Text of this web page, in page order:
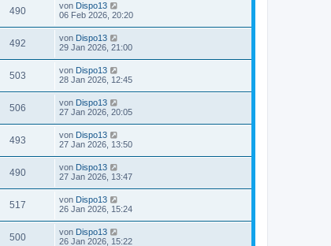
490 von Dispo13
06 Feb 2026, 20:20
492 von Dispo13
29 Jan 2026, 21:00
503 von Dispo13
28 Jan 2026, 12:45
506 von Dispo13
27 Jan 2026, 20:05
493 von Dispo13
27 Jan 2026, 13:50
490 von Dispo13
27 Jan 2026, 13:47
517 von Dispo13
26 Jan 2026, 15:24
500 von Dispo13
26 Jan 2026, 15:22